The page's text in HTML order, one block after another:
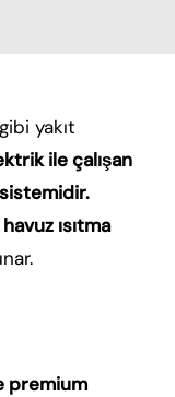
yakıt
ile çalışan
ısıtma
premium